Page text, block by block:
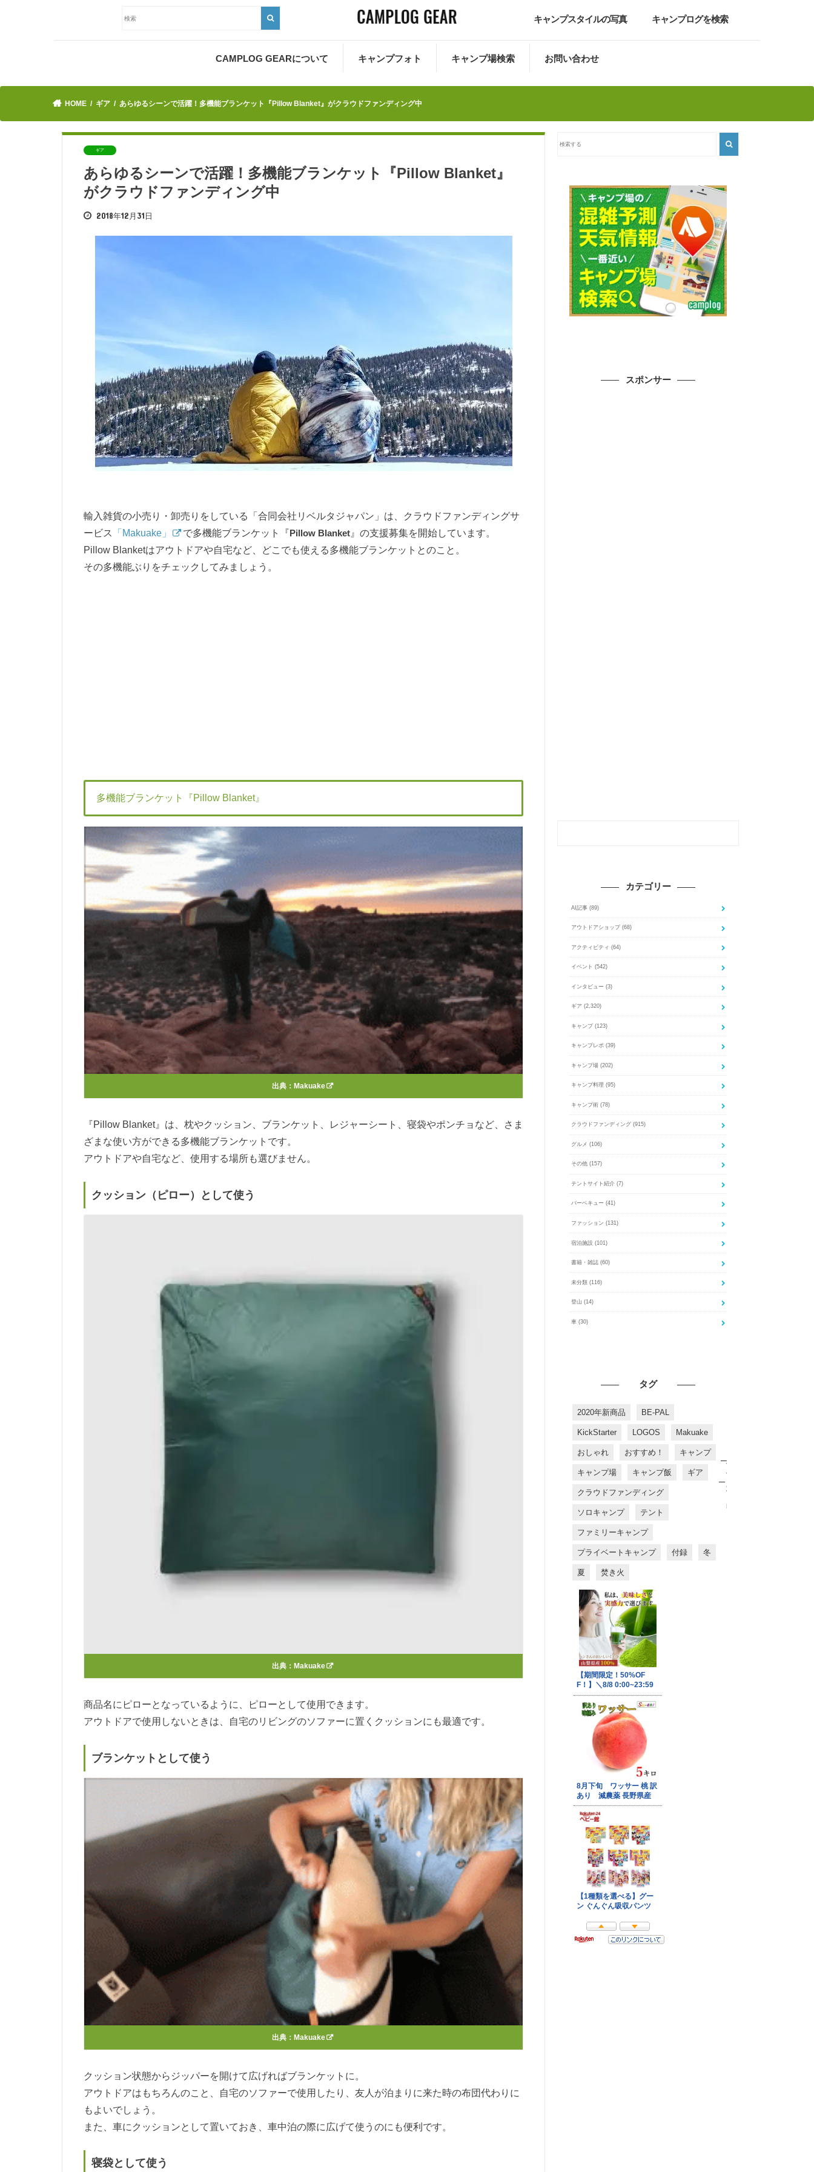
キャンプスタイルの写真 キャンプログを検索
CAMPLOG GEARについて キャンプフォト キャンプ場検索 お問い合わせ
HOME ギア あらゆるシーンで活躍！多機能ブランケット『Pillow Blanket』がクラウドファンディング中
ギア
あらゆるシーンで活躍！多機能ブランケット『Pillow Blanket』
がクラウドファンディング中
2018年12月31日
輸入雑貨の小売り・卸売りをしている「合同会社リベルタジャパン」は、クラウドファンディングサ
ービス
「Makuake」 で多機能ブランケット『Pillow Blanket 』の支援募集を開始しています。
Pillow Blanketはアウトドアや自宅など、どこでも使える多機能ブランケットとのこと。
その多機能ぶりをチェックしてみましょう。
多機能ブランケット『Pillow Blanket』
出典： Makuake
『Pillow Blanket』は、枕やクッション、ブランケット、レジャーシート、寝袋やポンチョなど、さま
ざまな使い方ができる多機能ブランケットです。
アウトドアや自宅など、使用する場所も選びません。
クッション（ピロー）として使う
出典： Makuake
商品名にピローとなっているように、ピローとして使用できます。
アウトドアで使用しないときは、自宅のリビングのソファーに置くクッションにも最適です。
ブランケットとして使う
出典： Makuake
クッション状態からジッパーを開けて広げればブランケットに。
アウトドアはもちろんのこと、自宅のソファーで使用したり、友人が泊まりに来た時の布団代わりに
もよいでしょう。
また、車にクッションとして置いておき、車中泊の際に広げて使うのにも便利です。
寝袋として使う
スポンサー
カテゴリー
AI記事 (89)
アウトドアショップ (68)
アクティビティ (64)
イベント (542)
インタビュー (3)
ギア (2,320)
キャンプ (123)
キャンプレポ (39)
キャンプ場 (202)
キャンプ料理 (95)
キャンプ術 (78)
クラウドファンディング (915)
グルメ (106)
その他 (157)
テントサイト紹介 (7)
バーベキュー (41)
ファッション (131)
宿泊施設 (101)
書籍・雑誌 (60)
未分類 (116)
登山 (14)
車 (30)
タグ
2020年新商品 BE-PAL
KickStarter LOGOS Makuake
おしゃれ おすすめ！ キャンプ
キャンプ場 キャンプ飯 ギア
クラウドファンディング
ソロキャンプ テント
ファミリーキャンプ
プライベートキャンプ 付録 冬
夏 焚き火
す
す
め
商
品